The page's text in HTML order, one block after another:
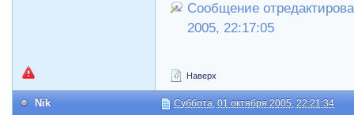
Сообщение
2005, 22:17:05
Наверх
Nik Суббота, 01 октября 2005, 22:21:34